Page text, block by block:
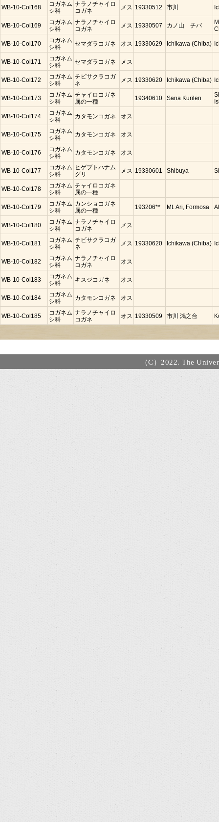
WB-10-Col168
コガネム
シ科
ナラノチャイロ
コガネ
メス 19330512 市川
WB-10-Col169
コガネム
シ科
ナラノチャイロ
コガネ
メス 19330507 カノ山 チバ
WB-10-Col170
コガネム
シ科
セマダラコガネ オス 19330629 Ichikawa (Chiba)
WB-10-Col171
コガネム
シ科
セマダラコガネ メス
WB-10-Col172
コガネム
シ科
チビサクラコガ
ネ
メス 19330620 Ichikawa (Chiba)
WB-10-Col173
コガネム
シ科
チャイロコガネ
属の一種
19340610 Sana Kurilen
WB-10-Col174
コガネム
シ科
カタモンコガネ オス
WB-10-Col175
コガネム
シ科
カタモンコガネ オス
WB-10-Col176
コガネム
シ科
カタモンコガネ オス
WB-10-Col177
コガネム
シ科
ヒゲブトハナム
グリ
メス 19330601 Shibuya
WB-10-Col178
コガネム
シ科
チャイロコガネ
属の一種
WB-10-Col179
コガネム
シ科
カンショコガネ
属の一種
193206** Mt. Ari, Formosa
WB-10-Col180
コガネム
シ科
ナラノチャイロ
コガネ
メス
WB-10-Col181
コガネム
シ科
チビサクラコガ
ネ
メス 19330620 Ichikawa (Chiba)
WB-10-Col182
コガネム
シ科
ナラノチャイロ
コガネ
オス
WB-10-Col183
コガネム
シ科
キスジコガネ オス
WB-10-Col184
コガネム
シ科
カタモンコガネ オス
WB-10-Col185
コガネム
シ科
ナラノチャイロ
コガネ
オス 19330509 市川 鴻之台
（C）2022. The